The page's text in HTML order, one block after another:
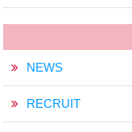
NEWS
RECRUIT